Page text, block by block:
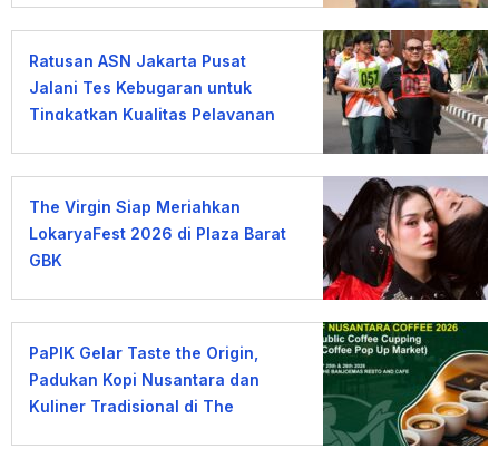
Ratusan ASN Jakarta Pusat
Jalani Tes Kebugaran untuk
Tingkatkan Kualitas Pelayanan
The Virgin Siap Meriahkan
LokaryaFest 2026 di Plaza Barat
GBK
PaPIK Gelar Taste the Origin,
Padukan Kopi Nusantara dan
Kuliner Tradisional di The